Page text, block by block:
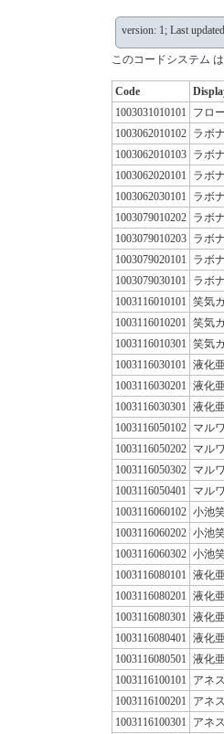
version: 1; Last
このコードシステム
Code
1003031010101
フロ
1003062010102 ラボ
1003062010103 ラボ
1003062020101
ラボ
1003062030101
ラボ
1003079010202 ラボ
1003079010203 ラボ
1003079020101
ラボ
1003079030101
ラボ
1003116010101
笑気
1003116010201
笑気
1003116010301
笑気
1003116030101
液化
1003116030201
液化
1003116030301
液化
1003116050102 マル
1003116050202 マル
1003116050302 マル
1003116050401
マル
1003116060102 小池
1003116060202 小池
1003116060302 小池
1003116080101
液化
1003116080201
液化
1003116080301
液化
1003116080401
液化
1003116080501
液化
1003116100101
アネ
1003116100201
アネ
1003116100301
アネ